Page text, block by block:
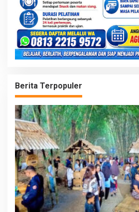
Berita Terpopuler